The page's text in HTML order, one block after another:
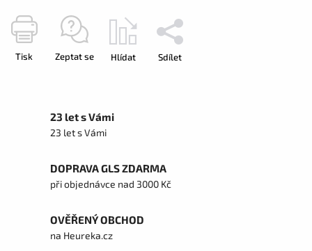
Tisk Zeptat se Hlídat Sdílet
23 let s Vámi
23 let s Vámi
DOPRAVA GLS ZDARMA
při objednávce nad 3000 Kč
OVĚŘENÝ OBCHOD
na Heureka.cz